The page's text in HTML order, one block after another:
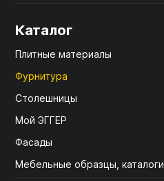
Каталог
Плитные материалы
Фурнитура
Столешницы
Мой ЭГГЕР
Фасады
Мебельные образцы, каталоги